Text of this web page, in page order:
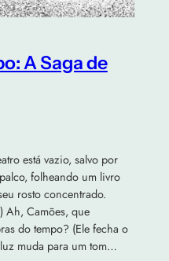
A Saga de
está vazio, salvo por
folheando um livro
rosto concentrado.
Ah, Camões, que
do tempo? (Ele fecha o
muda para um tom…